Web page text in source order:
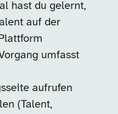
hast du gelernt,
auf der
umfasst
aufrufen
(Talent,